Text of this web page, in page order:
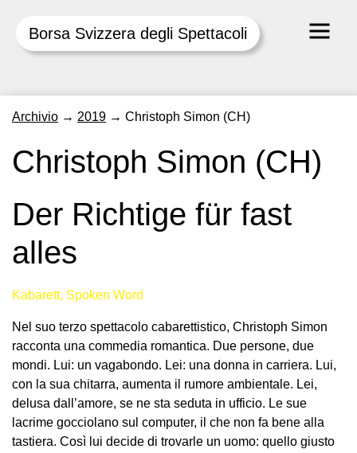
Borsa Svizzera degli Spettacoli
Archivio → 2019 → Christoph Simon (CH)
Christoph Simon (CH)
Der Richtige für fast
alles
Kabarett, Spoken Word
Nel suo terzo spettacolo cabarettistico, Christoph Simon
racconta una commedia romantica. Due persone, due
mondi. Lui: un vagabondo. Lei: una donna in carriera. Lui,
con la sua chitarra, aumenta il rumore ambientale. Lei,
delusa dall’amore, se ne sta seduta in ufficio. Le sue
lacrime gocciolano sul computer, il che non fa bene alla
tastiera. Così lui decide di trovarle un uomo: quello giusto